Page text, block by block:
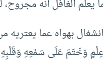
يعلم الغافل أنه
بهواه عما يعتريه
وَخَتَمَ عَلَى سَمْعِهِ